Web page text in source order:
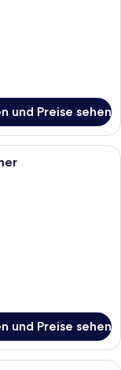
und Preise sehen
mit einem großen
und Preise sehen
mit roter Matratze und